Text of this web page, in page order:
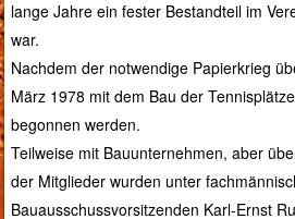
lange Jahre ein fester Bestandteil im
war.
Nachdem der notwendige Papierkrieg
März 1978 mit dem Bau der
begonnen werden.
Teilweise mit Bauunternehmen, aber
der Mitglieder wurden unter
Bauausschussvorsitzenden Karl-Ernst